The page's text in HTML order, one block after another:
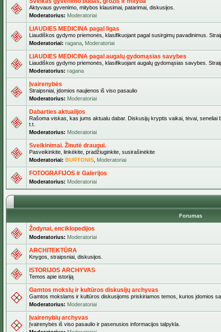
Aktyvaus gyvenimo, mitybos klausimai, patarimai, diskusijos.
Moderatorius: Moderatoriai
LIAUDIES MEDICINA pagal ligas
Liaudiškos gydymo priemonės, klasifikuojant pagal susirgimų pavadinimus.
Moderatoriai: ragana Moderatoriai
LIAUDIES MEDICINA pagal augalų gydomąsias savybes
Liaudiškos gydymo priemonės, klasifikuojant augalų gydomąsias savybes.
Moderatorius: ragana
Įvairenybės
Straipsniai, įdomios naujienos iš viso pasaulio
Moderatorius: Moderatoriai
Dabarties aktualijos
Rašoma viskas, kas jums aktualu dabar. Diskusijų kryptis vaikai, tėvai, seneliai
t.t.
Moderatorius: Moderatoriai
Sveikinimai. Žinutė draugui.
Pasveikinkite, linkėkite, pradžiuginkite, susirašinėkite
Moderatoriai: BURTONIS Moderatoriai
FOTOGRAFIJOS ir Galerijos
Moderatorius: Moderatoriai
Forumas
Žodynai, enciklopedijos
Moderatorius: Moderatoriai
ARCHITEKTŪRA
Knygos, straipsniai, diskusijos.
ISTORIJOS ARCHYVAS
Temos apie istoriją
Gamtos mokslų ir kultūros diskusijų archyvas
Gamtos mokslams ir kultūros diskusijoms priskiriamos temos, kurios įdomios
Moderatorius: Moderatoriai
Įvairenybių archyvas
Įvairenybės iš viso pasaulio ir pasenusios informacijos talpykla.